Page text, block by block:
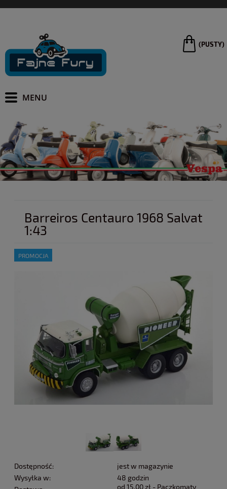
(PUSTY)
Barreiros Centauro 1968 Salvat
1:43
PROMOCJA
Dostępność:
jest w magazynie
Wysyłka w:
48 godzin
od 15,00 zł - Paczkomaty